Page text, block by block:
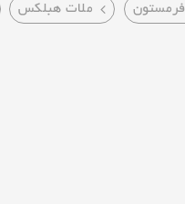
فرمستون ملات هبلکس